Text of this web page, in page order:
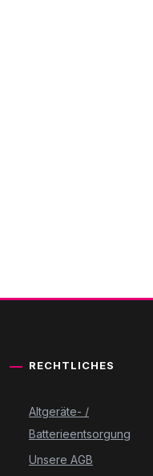
RECHTLICHES
Altgeräte- /
Batterieentsorgung
Unsere AGB